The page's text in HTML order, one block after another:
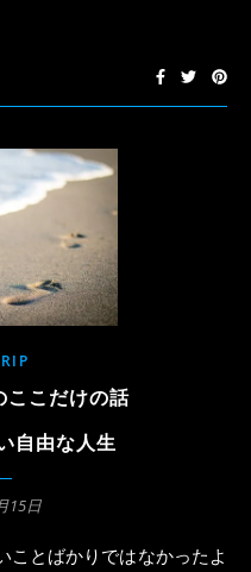
ここだけの話
自由な人生
15日